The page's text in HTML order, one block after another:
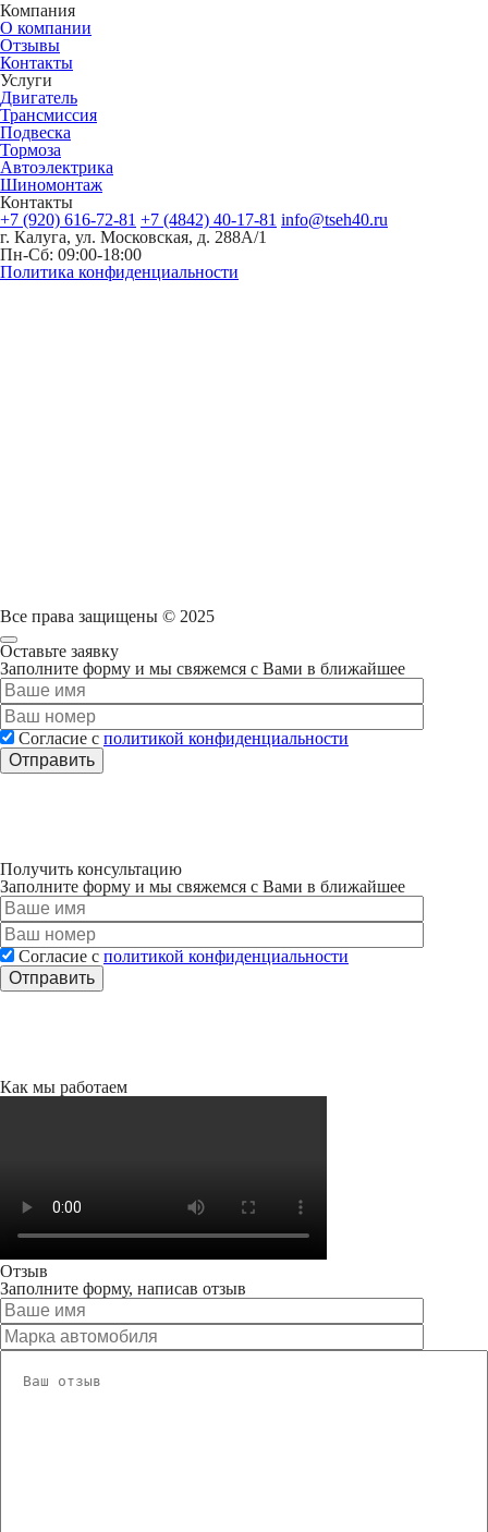
Компания
О компании
Отзывы
Контакты
Услуги
Двигатель
Трансмиссия
Подвеска
Тормоза
Автоэлектрика
Шиномонтаж
Контакты
+7 (920) 616-72-81 +7 (4842) 40-17-81 info@tseh40.ru
г. Калуга, ул. Московская, д. 288А/1
Пн-Сб: 09:00-18:00
Политика конфиденциальности
Все права защищены © 2025
Оставьте заявку
Заполните форму и мы свяжемся с Вами в ближайшее
Согласие с политикой конфиденциальности
Получить консультацию
Заполните форму и мы свяжемся с Вами в ближайшее
Согласие с политикой конфиденциальности
Как мы работаем
Отзыв
Заполните форму, написав отзыв